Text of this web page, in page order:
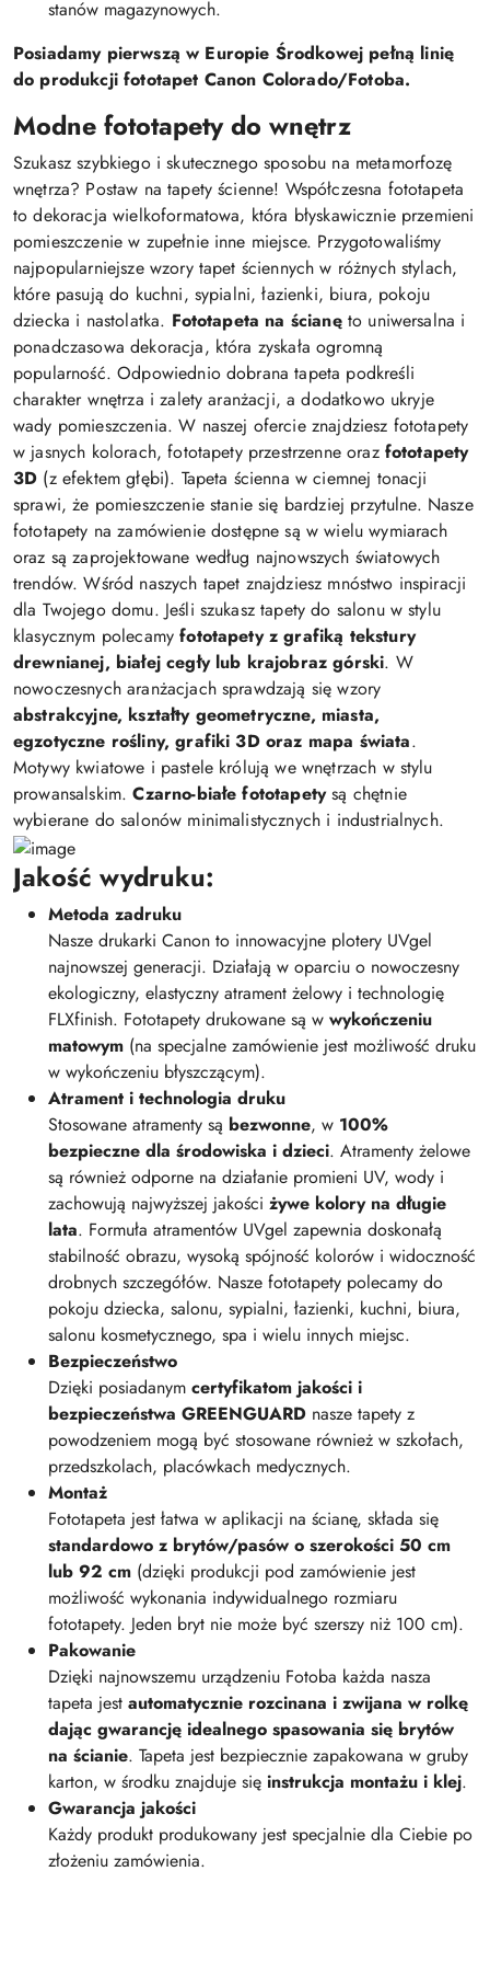
stanów magazynowych.
Posiadamy pierwszą w Europie Środkowej pełną linię
do produkcji fototapet Canon Colorado/Fotoba.
Modne fototapety do wnętrz
Szukasz szybkiego i skutecznego sposobu na metamorfozę
wnętrza? Postaw na tapety ścienne! Współczesna fototapeta
to dekoracja wielkoformatowa, która błyskawicznie przemieni
pomieszczenie w zupełnie inne miejsce. Przygotowaliśmy
najpopularniejsze wzory tapet ściennych w różnych stylach,
które pasują do kuchni, sypialni, łazienki, biura, pokoju
dziecka i nastolatka. Fototapeta na ścianęto uniwersalna i
ponadczasowa dekoracja, która zyskała ogromną
popularność. Odpowiednio dobrana tapeta podkreśli
charakter wnętrza i zalety aranżacji, a dodatkowo ukryje
wady pomieszczenia. W naszej ofercie znajdziesz fototapety
w jasnych kolorach, fototapety przestrzenne oraz fototapety
3D (z efektem głębi). Tapeta ścienna w ciemnej tonacji
sprawi, że pomieszczenie stanie się bardziej przytulne. Nasze
fototapety na zamówienie dostępne są w wielu wymiarach
oraz są zaprojektowane według najnowszych światowych
trendów. Wśród naszych tapet znajdziesz mnóstwo inspiracji
dla Twojego domu. Jeśli szukasz tapety do salonu w stylu
klasycznym polecamyfototapety z grafiką tekstury
drewnianej, białej cegły lub krajobraz górski. W
nowoczesnych aranżacjach sprawdzają się wzory
abstrakcyjne, kształty geometryczne, miasta,
egzotyczne rośliny, grafiki 3D oraz mapa świata.
Motywy kwiatowe i pastele królują we wnętrzach w stylu
prowansalskim.Czarno-białe fototapetysą chętnie
wybierane do salonów minimalistycznych i industrialnych.
Jakość wydruku:
Metoda zadruku
Nasze drukarki Canon to innowacyjne plotery UVgel
najnowszej generacji. Działają w oparciu o nowoczesny
ekologiczny, elastyczny atrament żelowy i technologię
FLXfinish. Fototapety drukowane są w wykończeniu
matowym (na specjalne zamówienie jest możliwość druku
w wykończeniu błyszczącym).
Atrament i technologia druku
Stosowane atramenty są bezwonne, w 100%
bezpieczne dla środowiska i dzieci. Atramenty żelowe
są również odporne na działanie promieni UV, wody i
zachowują najwyższej jakości żywe kolory na długie
lata. Formuła atramentów UVgel zapewnia doskonałą
stabilność obrazu, wysoką spójność kolorów i widoczność
drobnych szczegółów. Nasze fototapety polecamy do
pokoju dziecka, salonu, sypialni, łazienki, kuchni, biura,
salonu kosmetycznego, spa i wielu innych miejsc.
Bezpieczeństwo
Dzięki posiadanym certyfikatom jakości i
bezpieczeństwa GREENGUARD nasze tapety z
powodzeniem mogą być stosowane również w szkołach,
przedszkolach, placówkach medycznych.
Montaż
Fototapeta jest łatwa w aplikacji na ścianę, składa się
standardowo z brytów/pasów o szerokości 50 cm
lub 92 cm (dzięki produkcji pod zamówienie jest
możliwość wykonania indywidualnego rozmiaru
fototapety. Jeden bryt nie może być szerszy niż 100 cm).
Pakowanie
Dzięki najnowszemu urządzeniu Fotoba każda nasza
tapeta jest automatycznie rozcinana i zwijana w rolkę
dając gwarancję idealnego spasowania się brytów
na ścianie. Tapeta jest bezpiecznie zapakowana w gruby
karton, w środku znajduje się instrukcja montażu i klej.
Gwarancja jakości
Każdy produkt produkowany jest specjalnie dla Ciebie po
złożeniu zamówienia.